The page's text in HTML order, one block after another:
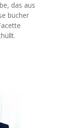
das aus
bücher